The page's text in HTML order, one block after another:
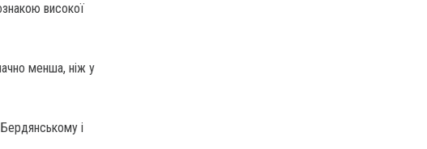
високої
менша, ніж у
і